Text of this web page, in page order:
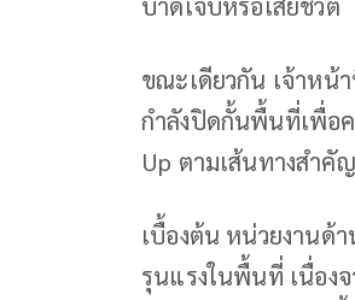
ขณะเดียวกัน เจ้าหน้
กำลังปิดกั้นพื้นที่เพื่อ
Up ตามเส้นทางสำ
เบื้องต้น หน่วยงานด้
รุนแรงในพื้นที่ เนื่อง